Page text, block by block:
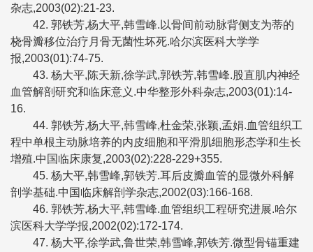
杂志,2003(02):21-23.
42. 郭铁芳,杨大平,韩雪峰.以骨间前动脉背侧支为蒂的
桡骨瓣移位治疗月骨无菌性坏死.哈尔滨医科大学学
报,2003(01):74-75.
43. 杨大平,陈天新,徐学武,郭铁芳,韩雪峰.股直肌内神经
血管解剖研究和临床意义.中华整形外科杂志,2003(01):14-
16.
44. 郭铁芳,杨大平,韩雪峰,杜金荣,张颖,孟娟.血管组织工
程中单根主动脉培养的内皮细胞和平滑肌细胞形态学和生长
增殖.中国临床康复,2003(02):228-229+355.
45. 杨大平,韩雪峰,郭铁芳.耳后皮瓣血管的显微外科解
剖学基础.中国临床解剖学杂志,2002(03):166-168.
46. 郭铁芳,杨大平,韩雪峰.血管组织工程研究进展.哈尔
滨医科大学学报,2002(02):172-174.
47. 杨大平,徐学武,鲁世荣,韩雪峰,郭铁芳.微型骨锚重建